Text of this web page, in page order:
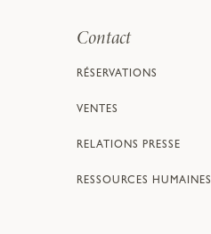
Contact
RÉSERVATIONS
VENTES
RELATIONS PRESSE
RESSOURCES HUMAINES